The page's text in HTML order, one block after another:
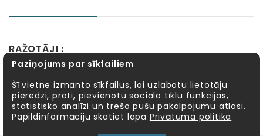
RAŽOTĀJI :
Alexander Toys APLI kids
Fat Brain Toys
Goula KOSMOS
Lucy&Leo
Meadow Kids
MELI MillaMinis
Mindware
Möbi
PlayGo Quercetti Sentosphère
Paziņojums par sīkfailiem
Šī vietne izmanto sīkfailus, lai uzlabotu lietotāju
pieredzi, proti, pievienotu sociālo tīklu funkcijas,
statistisko analīzi un trešo pušu pakalpojumu atlasi.
Papildinformāciju skatiet lapā Privātuma politika